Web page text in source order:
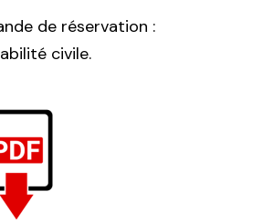
de réservation :
civile.